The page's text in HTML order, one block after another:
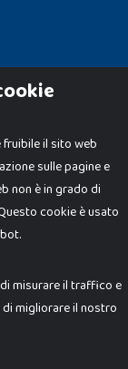
o utilizzo non
i loghi, marchi,
titolari.
da quanto esposto in
il sito web
sulle pagine e
non è in grado di
cookie è usato
misurare il traffico e
migliorare il nostro